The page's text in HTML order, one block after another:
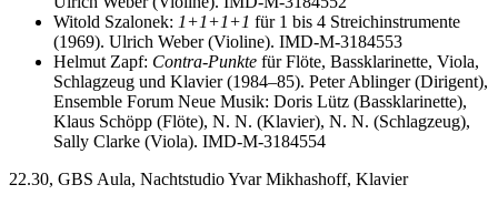
Witold Szalonek: 1+1+1+1 für 1 bis 4 Streichinstrumente
(1969). Ulrich Weber (Violine). IMD-M-3184553
Helmut Zapf: Contra-Punkte für Flöte, Bassklarinette, Viola,
Schlagzeug und Klavier (1984–85). Peter Ablinger (Dirigent),
Ensemble Forum Neue Musik: Doris Lütz (Bassklarinette),
Klaus Schöpp (Flöte), N. N. (Klavier), N. N. (Schlagzeug),
Sally Clarke (Viola). IMD-M-3184554
22.30, GBS Aula, Nachtstudio Yvar Mikhashoff, Klavier